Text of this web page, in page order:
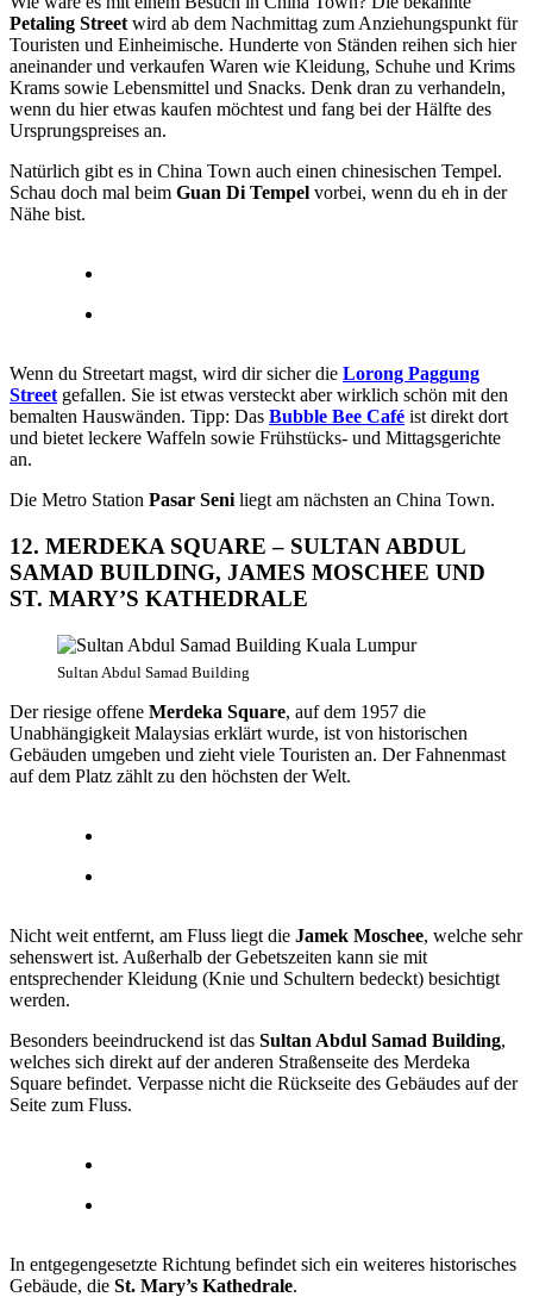
Petaling Street wird ab dem Nachmittag zum Anziehungspunkt für
Touristen und Einheimische. Hunderte von Ständen reihen sich hier
aneinander und verkaufen Waren wie Kleidung, Schuhe und Krims
Krams sowie Lebensmittel und Snacks. Denk dran zu verhandeln,
wenn du hier etwas kaufen möchtest und fang bei der Hälfte des
Ursprungspreises an.
Natürlich gibt es in China Town auch einen chinesischen Tempel.
Schau doch mal beim Guan Di Tempel vorbei, wenn du eh in der
Nähe bist.
Wenn du Streetart magst, wird dir sicher die Lorong Paggung
Street gefallen. Sie ist etwas versteckt aber wirklich schön mit den
bemalten Hauswänden. Tipp: Das Bubble Bee Café ist direkt dort
und bietet leckere Waffeln sowie Frühstücks- und Mittagsgerichte
an.
Die Metro Station Pasar Seni liegt am nächsten an China Town.
12. MERDEKA SQUARE – SULTAN ABDUL
SAMAD BUILDING, JAMES MOSCHEE UND
ST. MARY’S KATHEDRALE
Sultan Abdul Samad Building
Der riesige offene Merdeka Square, auf dem 1957 die
Unabhängigkeit Malaysias erklärt wurde, ist von historischen
Gebäuden umgeben und zieht viele Touristen an. Der Fahnenmast
auf dem Platz zählt zu den höchsten der Welt.
Nicht weit entfernt, am Fluss liegt die Jamek Moschee, welche sehr
sehenswert ist. Außerhalb der Gebetszeiten kann sie mit
entsprechender Kleidung (Knie und Schultern bedeckt) besichtigt
werden.
Besonders beeindruckend ist das Sultan Abdul Samad Building,
welches sich direkt auf der anderen Straßenseite des Merdeka
Square befindet. Verpasse nicht die Rückseite des Gebäudes auf der
Seite zum Fluss.
In entgegengesetzte Richtung befindet sich ein weiteres historisches
Gebäude, die St. Mary’s Kathedrale.